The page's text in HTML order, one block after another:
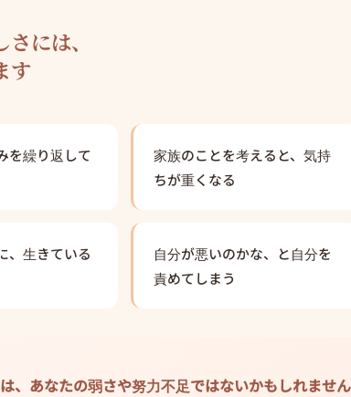
には、
す
を繰り返して
家族のことを考えると、気持
ちが重くなる
、生きている
自分が悪いのかな、と自分を
責めてしまう
、あなたの弱さや努力不足ではないかもしれません